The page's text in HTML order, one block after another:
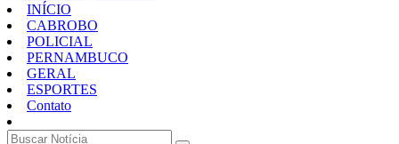
INÍCIO
CABROBO
POLICIAL
PERNAMBUCO
GERAL
ESPORTES
Contato